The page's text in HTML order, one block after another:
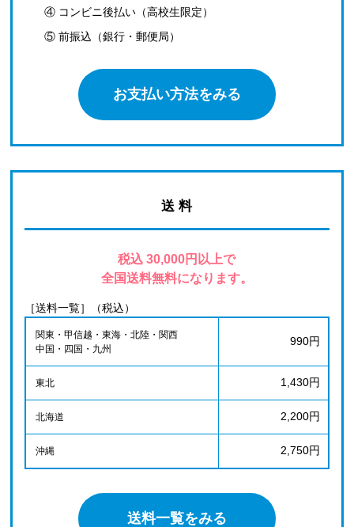
④ コンビニ後払い（高校生限定）
⑤ 前振込（銀行・郵便局）
お支払い方法をみる
送 料
税込 30,000円以上で
全国送料無料になります。
［送料一覧］（税込）
関東・甲信越・東海・北陸・関西
中国・四国・九州
990円
東北 1,430円
北海道 2,200円
沖縄 2,750円
送料一覧をみる